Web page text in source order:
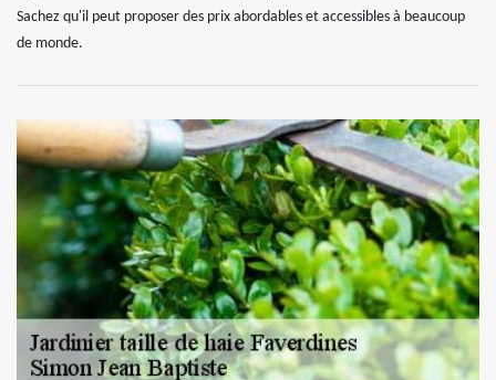
Sachez qu'il peut proposer des prix abordables et accessibles à beaucoup
de monde.